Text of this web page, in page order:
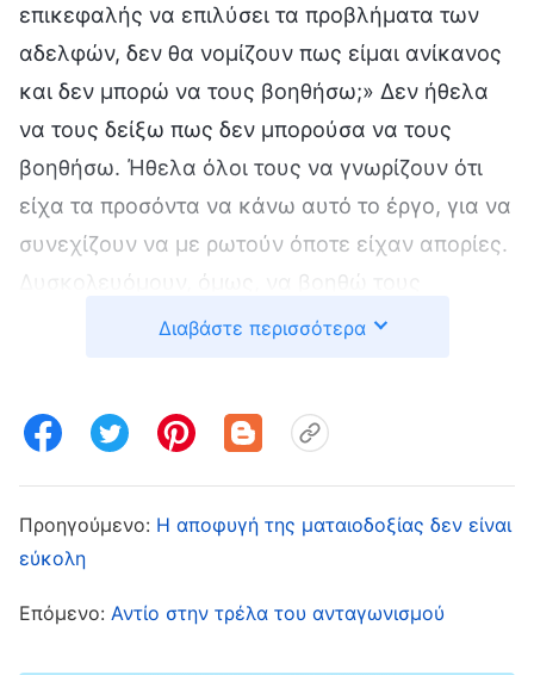
επικεφαλής να επιλύσει τα προβλήματα των
αδελφών, δεν θα νομίζουν πως είμαι ανίκανος
και δεν μπορώ να τους βοηθήσω;» Δεν ήθελα
να τους δείξω πως δεν μπορούσα να τους
βοηθήσω. Ήθελα όλοι τους να γνωρίζουν ότι
είχα τα προσόντα να κάνω αυτό το έργο, για να
συνεχίζουν να με ρωτούν όποτε είχαν απορίες.
Δυσκολευόμουν, όμως, να βοηθώ τους
αδελφούς και τις αδελφές μόνος μου. Μερικά
βρεθεί μια λύση, και κάποιες φορές
αποσπάσματα από τα λόγια του Θεού για να
επιλύσω τα προβλήματά τους, και όταν άλλοι
απορίες, δεν είχα χρόνο να τους δω. Έτσι
Διαβάστε περισσότερα
Προηγούμενο: Η αποφυγή της ματαιοδοξίας δεν είναι
εύκολη
Επόμενο: Αντίο στην τρέλα του ανταγωνισμού